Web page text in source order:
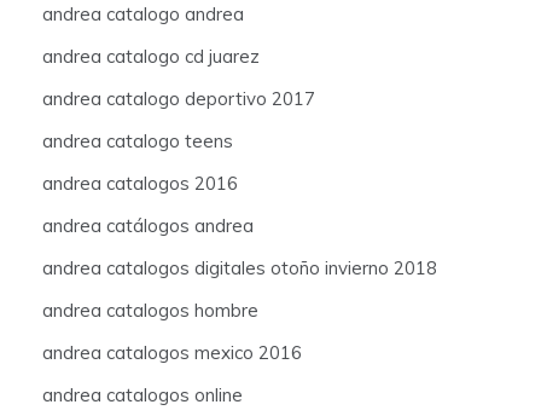
andrea catalogo andrea
andrea catalogo cd juarez
andrea catalogo deportivo 2017
andrea catalogo teens
andrea catalogos 2016
andrea catálogos andrea
andrea catalogos digitales otoño invierno 2018
andrea catalogos hombre
andrea catalogos mexico 2016
andrea catalogos online